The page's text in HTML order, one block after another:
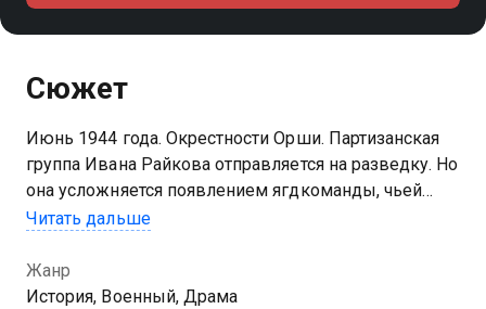
Сюжет
Июнь 1944 года. Окрестности Орши. Партизанская
группа Ивана Райкова отправляется на разведку. Но
она усложняется появлением ягдкоманды, чьей
основной задачей становится зачистка партизанской
Читать дальше
Жанр
История, Военный, Драма